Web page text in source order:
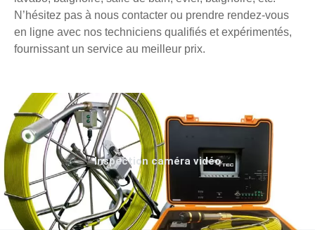
N’hésitez pas à nous contacter ou prendre rendez-vous
en ligne avec nos techniciens qualifiés et expérimentés,
fournissant un service au meilleur prix.
Inspection caméra vidéo